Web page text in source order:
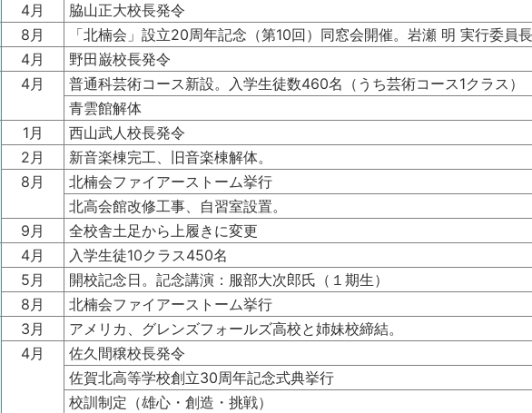
4月
脇山正大校長発令
8月
「北楠会」設立20周年記念（第10回）同窓会開催。岩瀬 明 実行委員長
4月
野田巌校長発令
4月
普通科芸術コース新設。入学生徒数460名（うち芸術コース1クラス）
青雲館解体
1月
西山武人校長発令
2月
新音楽棟完工、旧音楽棟解体。
8月
北楠会ファイアーストーム挙行
北高会館改修工事、自習室設置。
9月
全校舎土足から上履きに変更
4月
入学生徒10クラス450名
5月
開校記念日。記念講演：服部大次郎氏（１期生）
8月
北楠会ファイアーストーム挙行
3月
アメリカ、グレンズフォールズ高校と姉妹校締結。
4月
佐久間穣校長発令
佐賀北高等学校創立30周年記念式典挙行
校訓制定（雄心・創造・挑戦）